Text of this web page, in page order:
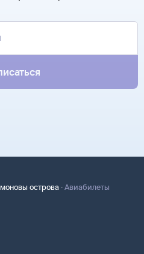
острова ·Авиабилеты